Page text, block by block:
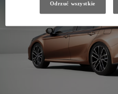
Odrzuć wszystkie